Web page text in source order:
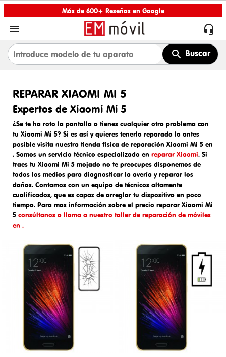
Más de 600+ Reseñas en Google
 
Buscar
REPARAR XIAOMI MI 5
Expertos de Xiaomi Mi 5
¿Se te ha roto la pantalla o tienes cualquier otro problema con
tu Xiaomi Mi 5? Si es así y quieres tenerlo reparado lo antes
posible visita nuestra tienda fisica de reparación Xiaomi Mi 5 en
. Somos un servicio técnico especializado en reparar Xiaomi. Si
traes tu Xiaomi Mi 5 mojado no te preocupes disponemos de
todos los medios para diagnosticar la avería y reparar los
daños. Contamos con un equipo de técnicos altamente
cualificados, que es capaz de arreglar tu dispositivo en poco
tiempo. Para mas información sobre el precio reparar Xiaomi Mi
5 consúltanos o llama a nuestro taller de reparación de móviles
en .